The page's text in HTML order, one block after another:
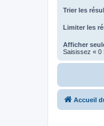
Trier les
Limiter les
Afficher
Saisissez « 0
Accueil